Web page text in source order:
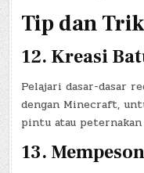
Tip dan
12. Kreasi
Pelajari dasar-dasar
dengan Minecraft,
pintu atau
13.